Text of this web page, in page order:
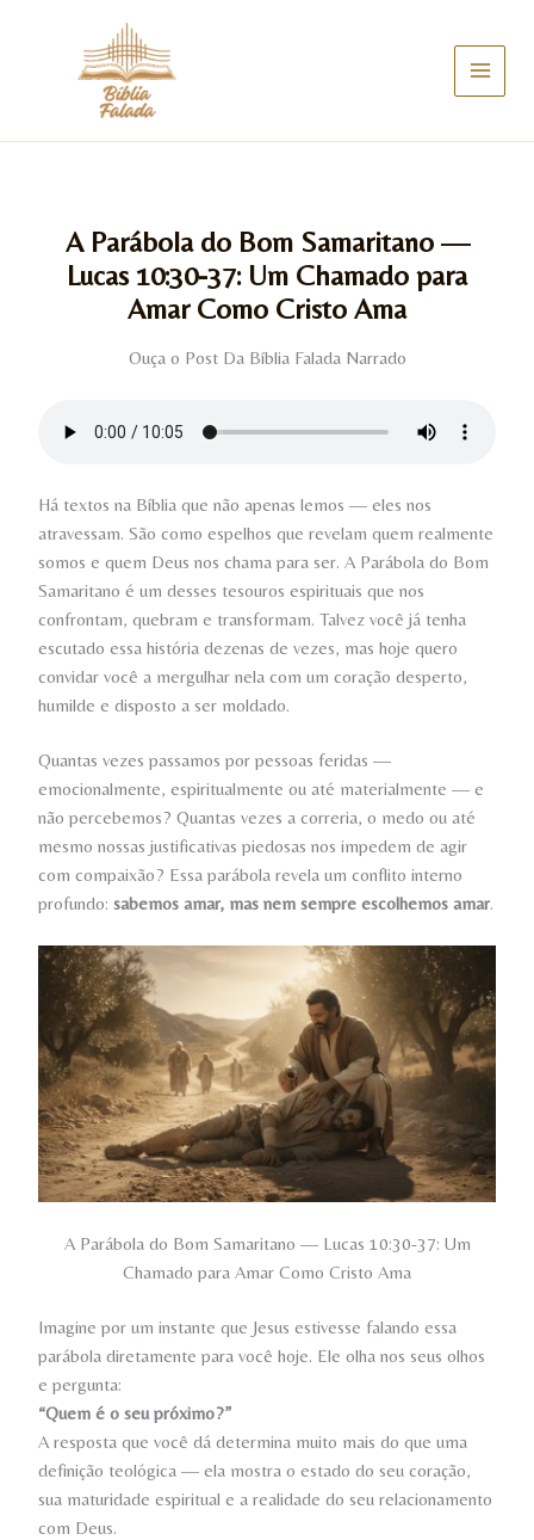
A Parábola do Bom Samaritano —
Lucas 10:30-37: Um Chamado para
Amar Como Cristo Ama
Ouça o Post Da Bíblia Falada Narrado
Há textos na Bíblia que não apenas lemos — eles nos
atravessam. São como espelhos que revelam quem realmente
somos e quem Deus nos chama para ser. A Parábola do Bom
Samaritano é um desses tesouros espirituais que nos
confrontam, quebram e transformam. Talvez você já tenha
escutado essa história dezenas de vezes, mas hoje quero
convidar você a mergulhar nela com um coração desperto,
humilde e disposto a ser moldado.
Quantas vezes passamos por pessoas feridas —
emocionalmente, espiritualmente ou até materialmente — e
não percebemos? Quantas vezes a correria, o medo ou até
mesmo nossas justificativas piedosas nos impedem de agir
com compaixão? Essa parábola revela um conflito interno
profundo:sabemos amar, mas nem sempre escolhemos amar.
A Parábola do Bom Samaritano — Lucas 10:30-37: Um
Chamado para Amar Como Cristo Ama
Imagine por um instante que Jesus estivesse falando essa
parábola diretamente para você hoje. Ele olha nos seus olhos
e pergunta:
“Quem é o seu próximo?”
A resposta que você dá determina muito mais do que uma
definição teológica — ela mostra o estado do seu coração,
sua maturidade espiritual e a realidade do seu relacionamento
com Deus.